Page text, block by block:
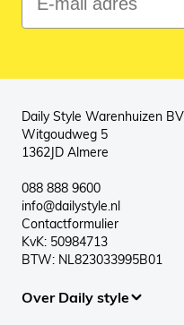
Daily Style Warenhuizen BV
Witgoudweg 5
1362JD Almere
088 888 9600
info@dailystyle.nl
Contactformulier
KvK: 50984713
BTW: NL823033995B01
Over Daily style